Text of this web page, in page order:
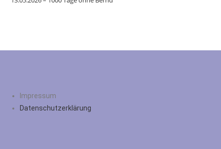
Impressum
Datenschutzerklärung